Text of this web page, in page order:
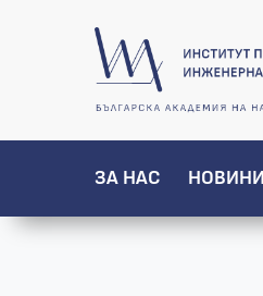
ЗА НАС НОВИНИ